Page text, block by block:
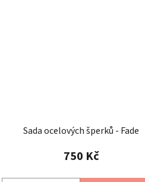
Sada ocelových šperků - Fade
750 Kč